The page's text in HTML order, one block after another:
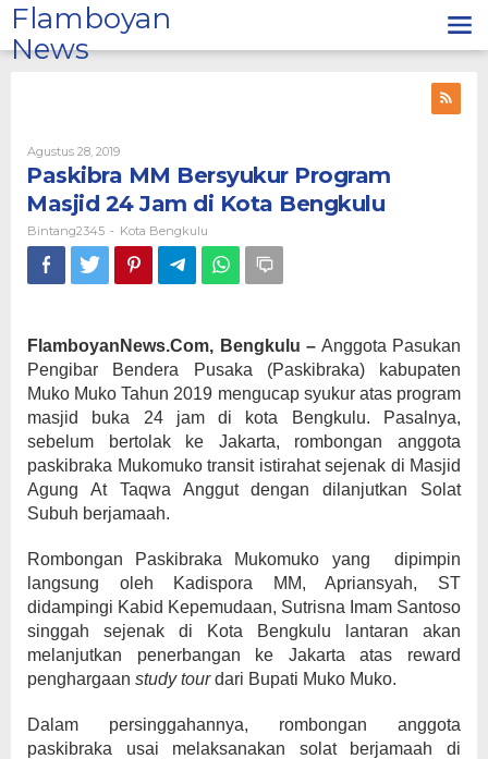
Lewati
ke
konten
Flamboyan
News
Agustus 28, 2019Oleh
Bintang2345
Paskibra MM Bersyukur Program
Masjid 24 Jam di Kota Bengkulu
Bintang2345 - Kota Bengkulu
FlamboyanNews.Com, Bengkulu – Anggota Pasukan
Pengibar Bendera Pusaka (Paskibraka) kabupaten
Muko Muko Tahun 2019 mengucap syukur atas program
masjid buka 24 jam di kota Bengkulu. Pasalnya,
sebelum bertolak ke Jakarta, rombongan anggota
paskibraka Mukomuko transit istirahat sejenak di Masjid
Agung At Taqwa Anggut dengan dilanjutkan Solat
Subuh berjamaah.
Rombongan Paskibraka Mukomuko yang dipimpin
langsung oleh Kadispora MM, Apriansyah, ST
didampingi Kabid Kepemudaan, Sutrisna Imam Santoso
singgah sejenak di Kota Bengkulu lantaran akan
melanjutkan penerbangan ke Jakarta atas reward
penghargaan study tourdari Bupati Muko Muko.
Dalam persinggahannya, rombongan anggota
paskibraka usai melaksanakan solat berjamaah di